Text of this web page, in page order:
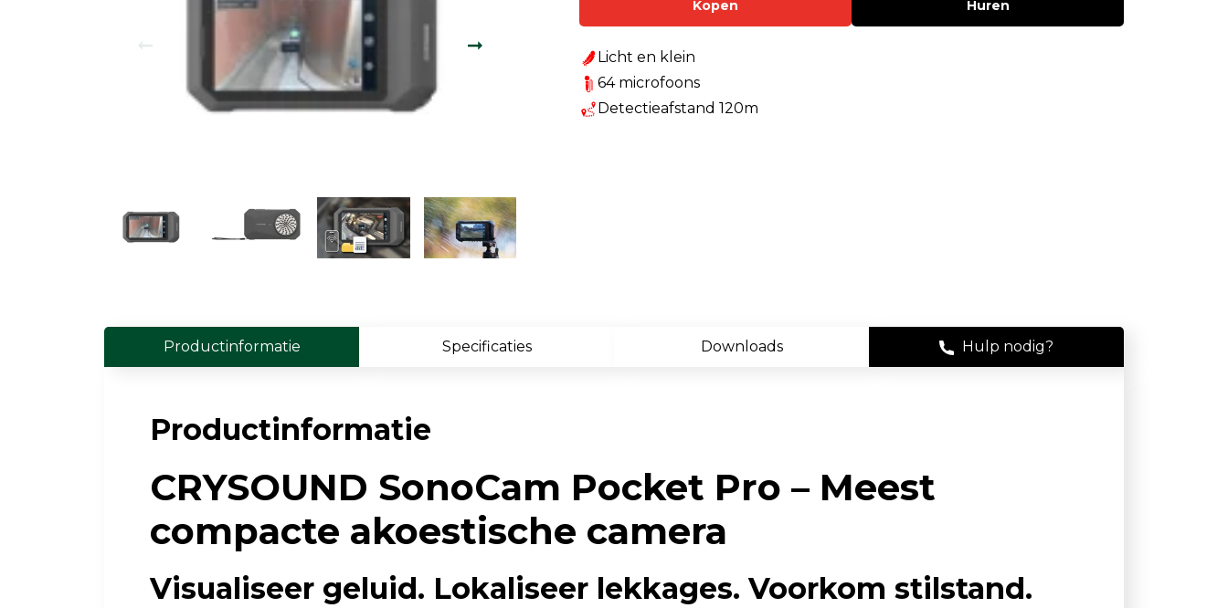
Persoonlijke EMV-meters
Toebehoren
Geluidsmeters
Geluidsdosismeters
Akoestische camera's
Luchtkwaliteit
Luchtkwaliteitsmonitoren
Meervoudige gasdetectie
Verplaatsbare gasdetectie
Vast opgestelde gasdetectie
Speciale gasdetectie
Binnenklimaatmeter
Stof
Flowkalibratie
Filter- en buishouders
Huren
Kopen
Licht en klein
64 microfoons
Detectieafstand 120m
Productinformatie Specificaties Downloads Hulp nodig?
Productinformatie
CRYSOUND SonoCam Pocket Pro – Meest
compacte akoestische camera
Visualiseer geluid. Lokaliseer lekkages. Voorkom stilstand.